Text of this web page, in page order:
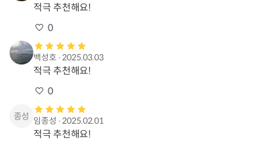
적극 추천해요!
0
백성호 ∙2025.03.03
적극 추천해요!
0
임종성 ∙2025.02.01
적극 추천해요!